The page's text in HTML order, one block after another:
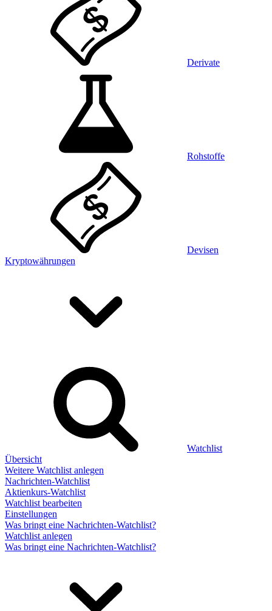
Derivate
Rohstoffe
Devisen
Kryptowährungen
Watchlist
Übersicht
Weitere Watchlist anlegen
Nachrichten-Watchlist
Aktienkurs-Watchlist
Watchlist bearbeiten
Einstellungen
Was bringt eine Nachrichten-Watchlist?
Watchlist anlegen
Was bringt eine Nachrichten-Watchlist?